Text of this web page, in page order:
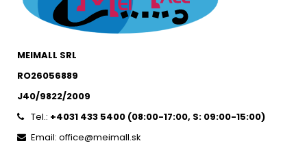
MEIMALL SRL
RO26056889
J40/9822/2009
Tel.: +4031 433 5400 (08:00-17:00, S: 09:00-15:00)
Email: office@meimall.sk